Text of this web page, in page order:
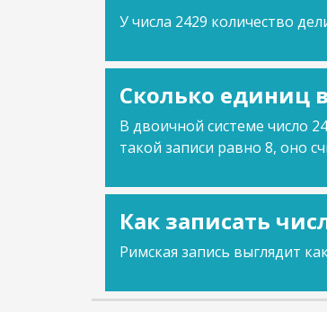
У числа 2429 количество
Сколько единиц
В двоичной системе число
такой записи равно 8, оно
Как записать
Римская запись выглядит